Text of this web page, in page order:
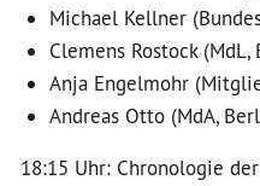
Michael Kellner
Clemens Rostock (MdL,
Anja Engelmohr
Andreas Otto (MdA,
18:15 Uhr: Chronologie